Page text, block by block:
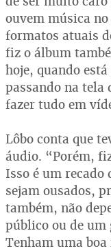
ouvem música
formatos atuais
fiz o álbum
hoje, quando
passando na tela
fazer tudo em
Lôbo conta que
áudio. “Porém,
Isso é um
sejam ousados,
também, não
público ou de
Tenham uma